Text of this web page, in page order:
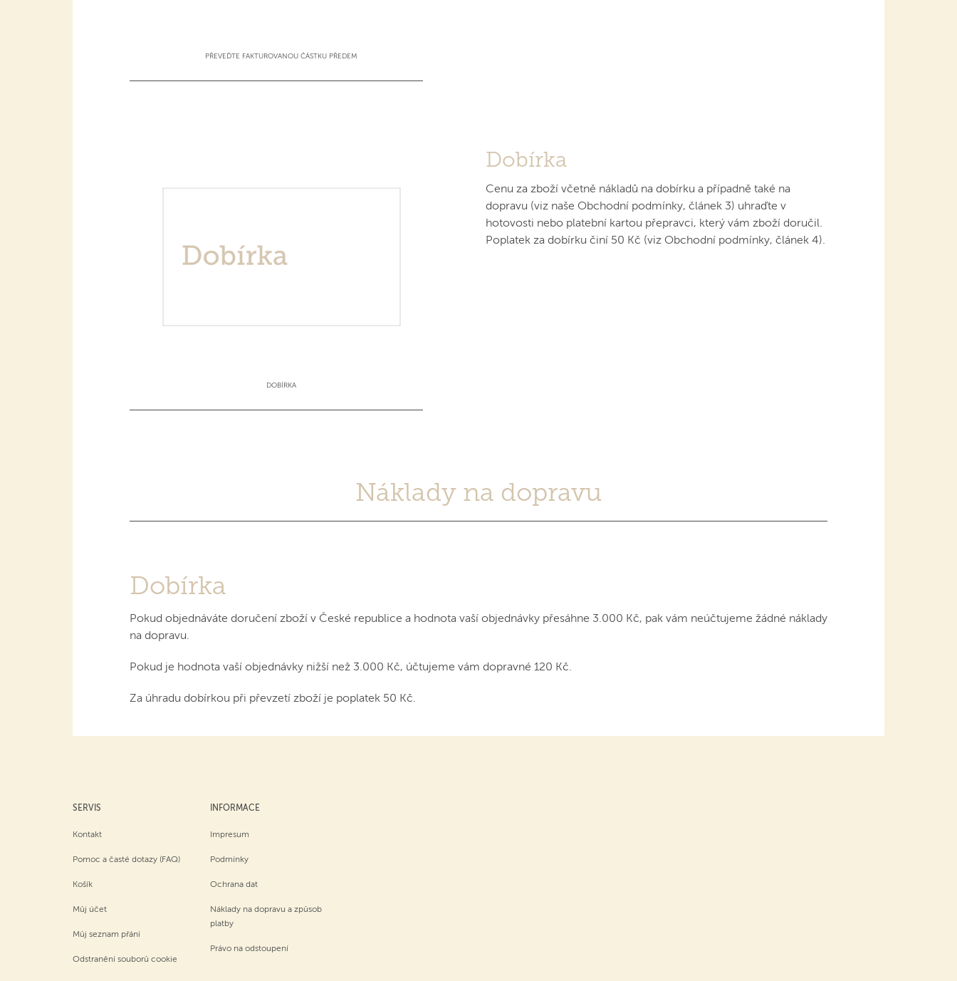
PŘEVEĎTE FAKTUROVANOU ČÁSTKU PŘEDEM
DOBÍRKA
Dobírka
Cenu za zboží včetně nákladů na dobírku a případně také na
dopravu (viz naše Obchodní podmínky, článek 3) uhraďte v
hotovosti nebo platební kartou přepravci, který vám zboží doručil.
Poplatek za dobírku činí 50 Kč (viz Obchodní podmínky, článek 4).
Náklady na dopravu
Dobírka
Pokud objednáváte doručení zboží v České republice a hodnota vaší objednávky přesáhne 3.000 Kč, pak vám neúčtujeme žádné náklady
na dopravu.
Pokud je hodnota vaší objednávky nižší než 3.000 Kč, účtujeme vám dopravné 120 Kč.
Za úhradu dobírkou při převzetí zboží je poplatek 50 Kč.
SERVIS
Kontakt
Pomoc a časté dotazy (FAQ)
Košík
Můj účet
Můj seznam přání
Odstranění souborů cookie
INFORMACE
Impresum
Podmínky
Ochrana dat
Náklady na dopravu a způsob
platby
Právo na odstoupení